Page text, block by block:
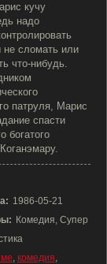
кучу
надо
не сломать или
что-нибудь.
патруля, Марис
спасти
богатого
1986-05-21
Комедия, Супер
, комедия,